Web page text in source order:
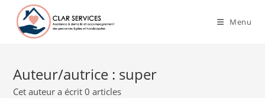
Menu
Auteur/autrice : super
Cet auteur a écrit 0 articles